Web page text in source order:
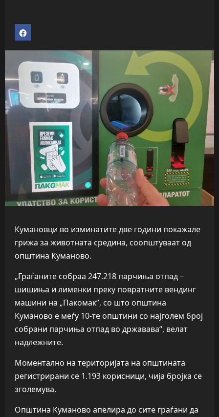
Кумановци во изминатите две години покажале
грижа за животната средина, соопштуваат од
општина Куманово.
„Граѓаните собраа 247.218 парчиња отпад –
шишиња и лименки преку повратните вендинг
машини на „Пакомак”, со што општина
Куманово е меѓу 10-те општини со најголем број
собрани парчиња отпад во државава“, велат
надлежните.
Моментално на територијата на општината
регистрирани се 1.193 корисници, чија бројка се
зголемува.
Општина Куманово апелира до сите граѓани да